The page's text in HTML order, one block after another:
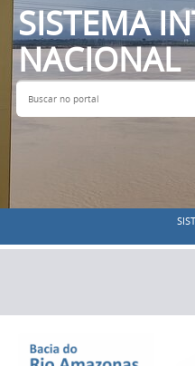
SISTEMA
NACIONAL
Buscar no portal